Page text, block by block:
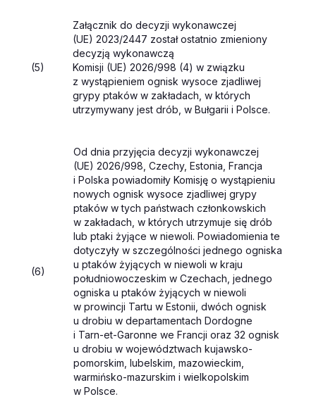
(5)
Załącznik do decyzji wykonawczej
(UE) 2023/2447 został ostatnio zmieniony
decyzją wykonawczą
Komisji (UE) 2026/998 (4) w związku
z wystąpieniem ognisk wysoce zjadliwej
grypy ptaków w zakładach, w których
utrzymywany jest drób, w Bułgarii i Polsce.
(6)
Od dnia przyjęcia decyzji wykonawczej
(UE) 2026/998, Czechy, Estonia, Francja
i Polska powiadomiły Komisję o wystąpieniu
nowych ognisk wysoce zjadliwej grypy
ptaków w tych państwach członkowskich
w zakładach, w których utrzymuje się drób
lub ptaki żyjące w niewoli. Powiadomienia te
dotyczyły w szczególności jednego ogniska
u ptaków żyjących w niewoli w kraju
południowoczeskim w Czechach, jednego
ogniska u ptaków żyjących w niewoli
w prowincji Tartu w Estonii, dwóch ognisk
u drobiu w departamentach Dordogne
i Tarn-et-Garonne we Francji oraz 32 ognisk
u drobiu w województwach kujawsko-
pomorskim, lubelskim, mazowieckim,
warmińsko-mazurskim i wielkopolskim
w Polsce.